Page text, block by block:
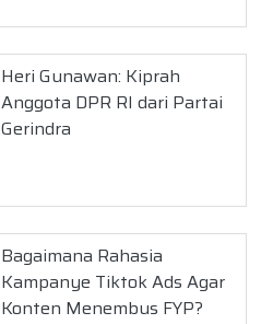
Heri Gunawan: Kiprah
Anggota DPR RI dari Partai
Gerindra
Bagaimana Rahasia
Kampanye Tiktok Ads Agar
Konten Menembus FYP?